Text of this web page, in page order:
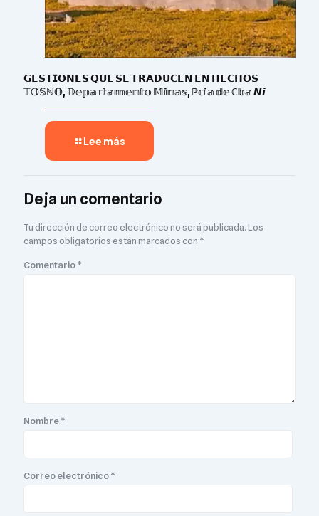
𝗚𝗘𝗦𝗧𝗜𝗢𝗡𝗘𝗦 𝗤𝗨𝗘 𝗦𝗘 𝗧𝗥𝗔𝗗𝗨𝗖𝗘𝗡 𝗘𝗡 𝗛𝗘𝗖𝗛𝗢𝗦
𝕋𝕆𝕊ℕ𝕆, 𝔻𝕖𝕡𝕒𝕣𝕥𝕒𝕞𝕖𝕟𝕥𝕠 𝕄𝕚𝕟𝕒𝕤, ℙ𝕔𝕚𝕒 𝕕𝕖 ℂ𝕓𝕒 𝙉𝙞
Lee más
Deja un comentario
Tu dirección de correo electrónico no será publicada.Los
campos obligatorios están marcados con *
Comentario*
Nombre*
Correo electrónico*